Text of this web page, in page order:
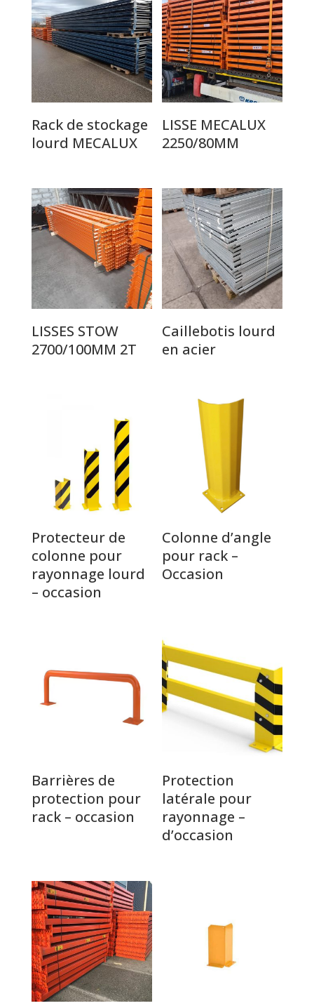
Rack de stockage
lourd MECALUX
LISSE MECALUX
2250/80MM
LISSES STOW
2700/100MM 2T
Caillebotis lourd
en acier
Protecteur de
colonne pour
rayonnage lourd
– occasion
Colonne d’angle
pour rack –
Occasion
Barrières de
protection pour
rack – occasion
Protection
latérale pour
rayonnage –
d’occasion